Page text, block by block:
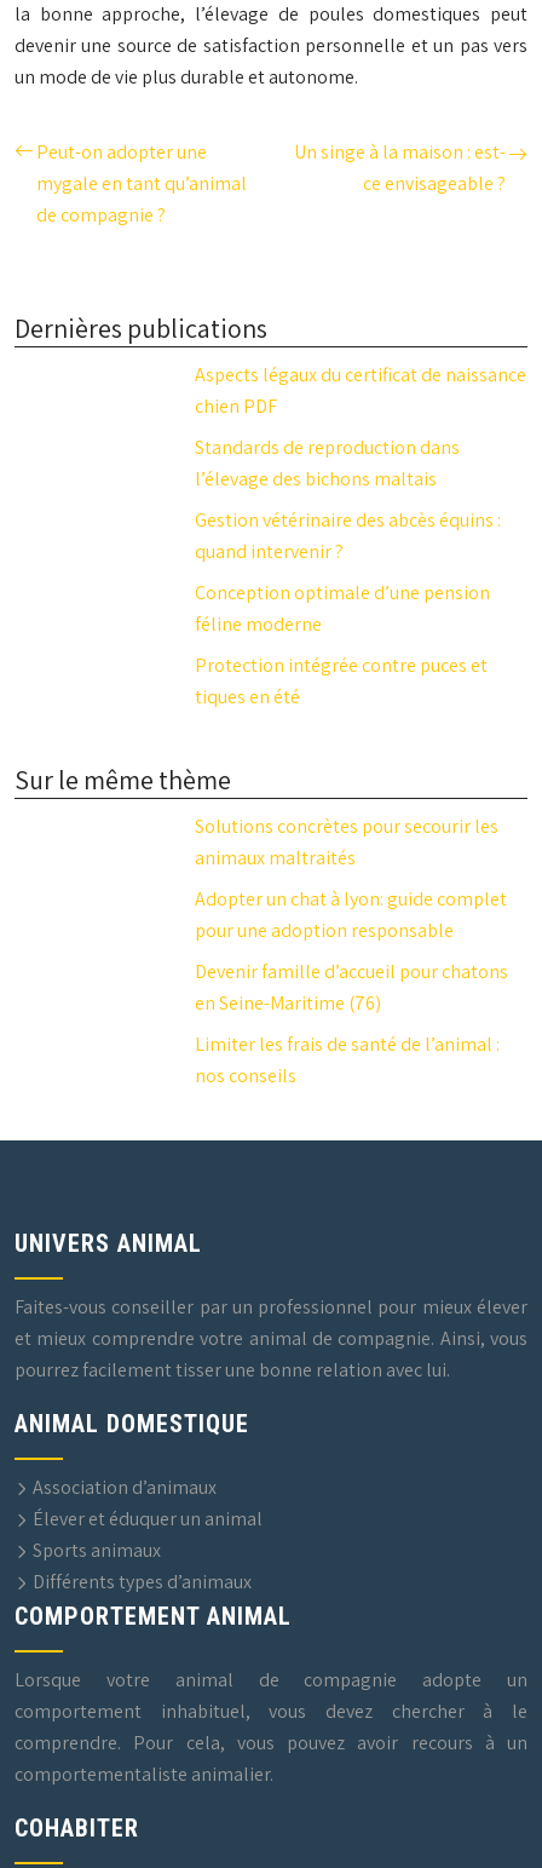
la bonne approche, l’élevage de poules domestiques peut
devenir une source de satisfaction personnelle et un pas vers
un mode de vie plus durable et autonome.
Peut-on adopter une
mygale en tant qu’animal
de compagnie ?
Un singe à la maison : est-
ce envisageable ?
Dernières publications
Aspects légaux du certificat de naissance
chien PDF
Standards de reproduction dans
l’élevage des bichons maltais
Gestion vétérinaire des abcès équins :
quand intervenir ?
Conception optimale d’une pension
féline moderne
Protection intégrée contre puces et
tiques en été
Sur le même thème
Solutions concrètes pour secourir les
animaux maltraités
Adopter un chat à lyon: guide complet
pour une adoption responsable
Devenir famille d’accueil pour chatons
en Seine-Maritime (76)
Limiter les frais de santé de l’animal :
nos conseils
UNIVERS ANIMAL
Faites-vous conseiller par un professionnel pour mieux élever
et mieux comprendre votre animal de compagnie. Ainsi, vous
pourrez facilement tisser une bonne relation avec lui.
ANIMAL DOMESTIQUE
Association d’animaux
Élever et éduquer un animal
Sports animaux
Différents types d’animaux
COMPORTEMENT ANIMAL
Lorsque votre animal de compagnie adopte un
comportement inhabituel, vous devez chercher à le
comprendre. Pour cela, vous pouvez avoir recours à un
comportementaliste animalier.
COHABITER